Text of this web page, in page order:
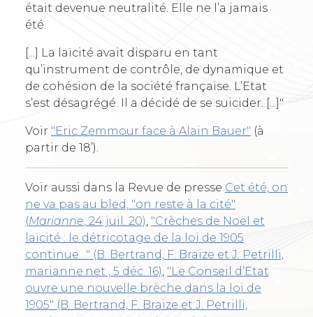
était devenue neutralité. Elle ne l’a jamais
été.
[...] La laïcité avait disparu en tant
qu’instrument de contrôle, de dynamique et
de cohésion de la société française. L’Etat
s’est désagrégé. Il a décidé de se suicider. [...]"
Voir "Eric Zemmour face à Alain Bauer" (à
partir de 18’).
Voir aussi dans la Revue de presse Cet été, on
ne va pas au bled, "on reste à la cité"
(Marianne , 24 juil. 20) "Crèches de Noël et
laïcité : le détricotage de la loi de 1905
continue…" (B. Bertrand, F. Braize et J. Petrilli,
marianne.net , 5 déc. 16) "Le Conseil d’Etat
ouvre une nouvelle brèche dans la loi de
1905" (B. Bertrand, F. Braize et J. Petrilli,